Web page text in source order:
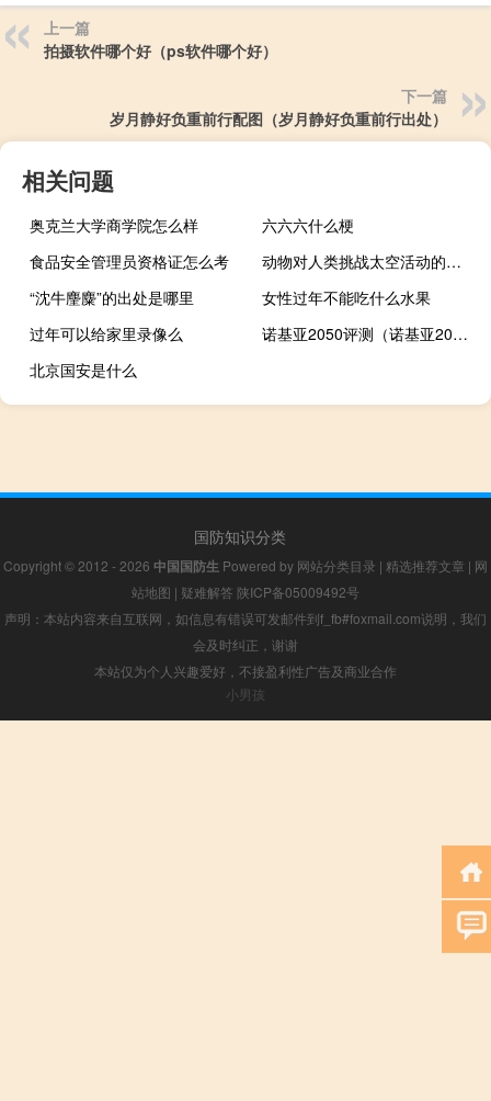
上一篇
拍摄软件哪个好（ps软件哪个好）
下一篇
岁月静好负重前行配图（岁月静好负重前行出处）
相关问题
奥克兰大学商学院怎么样
六六六什么梗
食品安全管理员资格证怎么考
动物对人类挑战太空活动的启迪
“沈牛麈麋”的出处是哪里
女性过年不能吃什么水果
过年可以给家里录像么
诺基亚2050评测（诺基亚2050）
北京国安是什么
国防知识分类
Copyright © 2012 - 2026 中国国防生 Powered by 网站分类目录 | 精选推荐文章 | 网
站地图 | 疑难解答 陕ICP备05009492号
声明：本站内容来自互联网，如信息有错误可发邮件到f_fb#foxmail.com说明，我们
会及时纠正，谢谢
本站仅为个人兴趣爱好，不接盈利性广告及商业合作
小男孩